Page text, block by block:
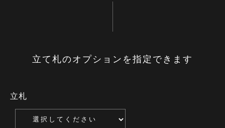
立て札のオプションを指定できます
立札